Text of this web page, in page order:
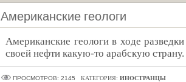
Американские геологи
Американские геологи в ходе
своей нефти какую-то арабскую страну.
ПРОСМОТРОВ: 2145 КАТЕГОРИЯ: ИНОСТРАНЦЫ